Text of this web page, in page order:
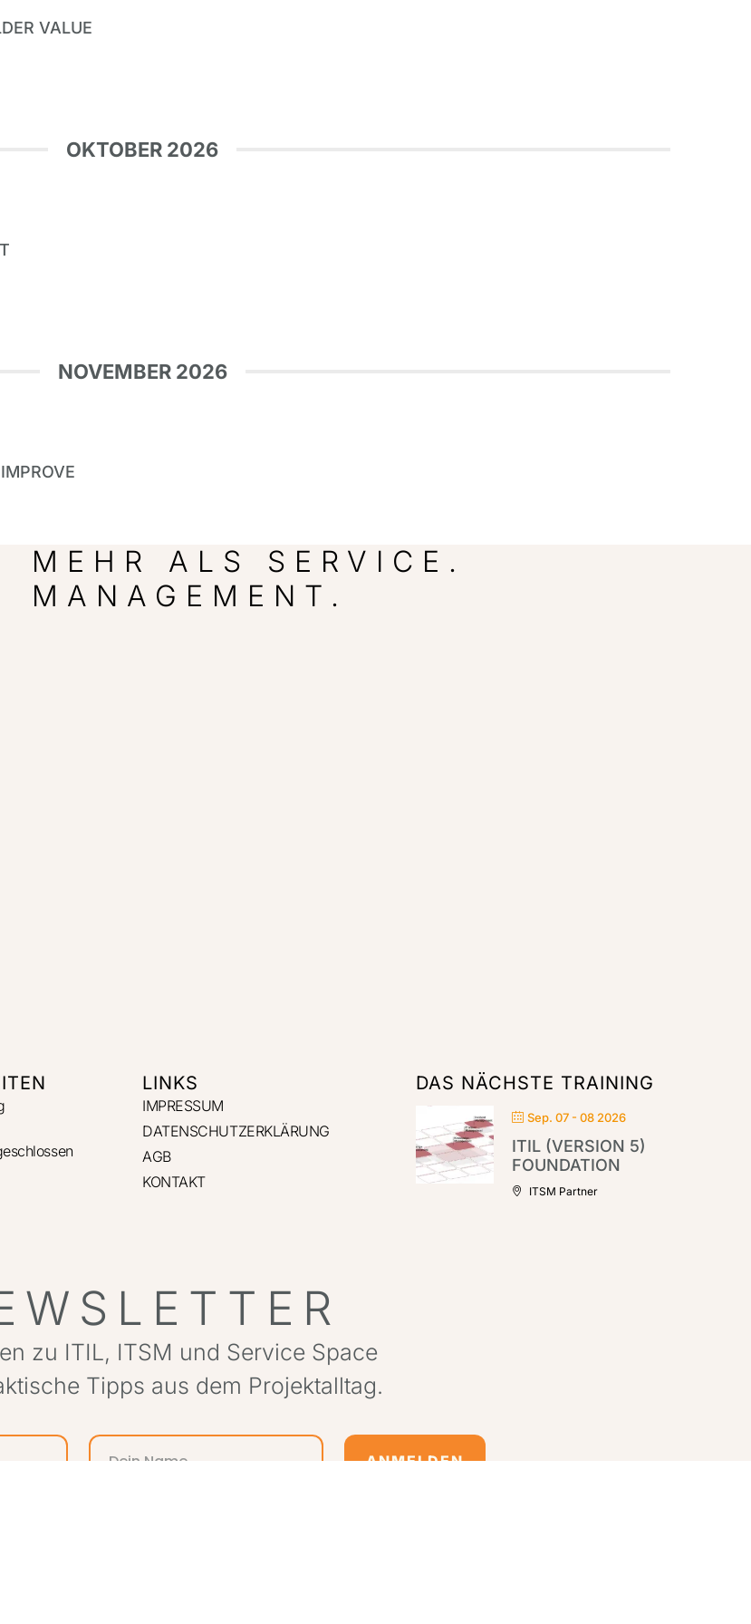
VALUE
OKTOBER 2026
NOVEMBER 2026
MEHR ALS SERVICE.
MANAGEMENT.
LINKS
IMPRESSUM
DATENSCHUTZERKLÄRUNG
AGB
KONTAKT
DAS NÄCHSTE TRAINING
Sep. 07 - 08 2026
ITIL (VERSION 5)
FOUNDATION
ITSM Partner
zu ITIL, ITSM und Service Space
Tipps aus dem Projektalltag.
ANMELDEN